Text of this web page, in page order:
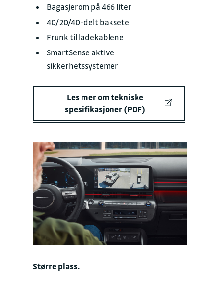
Bagasjerom på 466 liter
40/20/40-delt baksete
Frunk til ladekablene
SmartSense aktive
sikkerhetssystemer
Les mer om tekniske
spesifikasjoner (PDF)
Større plass.